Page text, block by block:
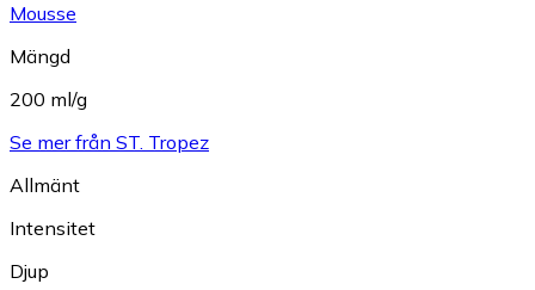
Mousse
Mängd
200 ml/g
Se mer från ST. Tropez
Allmänt
Intensitet
Djup